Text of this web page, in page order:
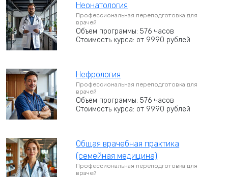
Неонатология
Профессиональная переподготовка для
врачей
Объем программы: 576 часов
Стоимость курса: от 9990 рублей
Нефрология
Профессиональная переподготовка для
врачей
Объем программы: 576 часов
Стоимость курса: от 9990 рублей
Общая врачебная практика
(семейная медицина)
Профессиональная переподготовка для
врачей